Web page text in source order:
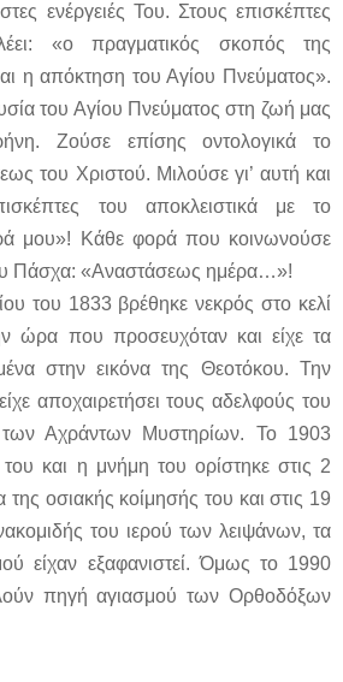
ενέργειές Του. Στους επισκέπτες
«ο πραγματικός σκοπός της
η απόκτηση του Αγίου Πνεύματος».
του Αγίου Πνεύματος στη ζωή μας
Ζούσε επίσης οντολογικά το
του Χριστού. Μιλούσε γι’ αυτή και
του αποκλειστικά με το
μου»! Κάθε φορά που κοινωνούσε
Πάσχα: «Αναστάσεως ημέρα…»!
1833 βρέθηκε νεκρός στο κελί
ώρα που προσευχόταν και είχε τα
στην εικόνα της Θεοτόκου. Την
αποχαιρετήσει τους αδελφούς του
των Αχράντων Μυστηρίων. Το 1903
του και η μνήμη του ορίστηκε στις 2
της οσιακής κοίμησής του και στις 19
του ιερού των λειψάνων, τα
είχαν εξαφανιστεί. Όμως το 1990
πηγή αγιασμού των Ορθοδόξων